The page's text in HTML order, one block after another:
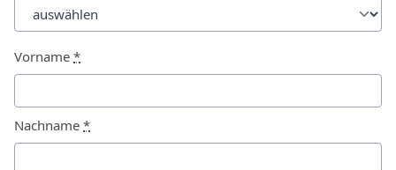
Vorname *
Nachname *